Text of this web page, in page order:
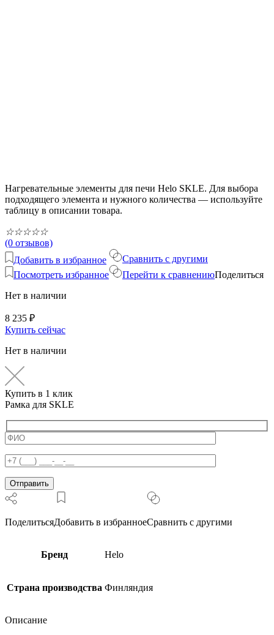
Нагревательные элементы для печи Helo SKLE. Для выбора
подходящего элемента и нужного количества — используйте
таблицу в описании товара.
☆☆☆☆☆
(0 отзывов)
Добавить в избранное
Посмотреть избранное
Сравнить с другими
Перейти к сравнениюПоделиться
Нет в наличии
8 235 ₽
Купить сейчас
Нет в наличии
Купить в 1 клик
Рамка для SKLE
ПоделитьсяДобавить в избранноеСравнить с другими
Бренд Helo
Страна производства Финляндия
Описание